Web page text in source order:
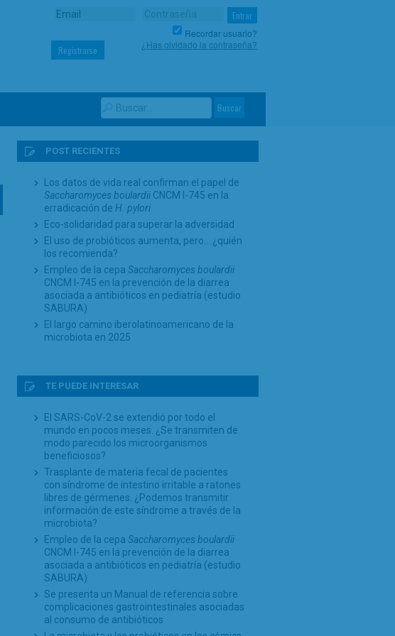
Recordar usuario?
Registrarse
¿Has olvidado la contraseña?
POST RECIENTES
Los datos de vida real confirman el papel de
Saccharomyces boulardii CNCM I-745 en la
erradicación de H. pylori
Eco-solidaridad para superar la adversidad
El uso de probióticos aumenta, pero… ¿quién
los recomienda?
Empleo de la cepa Saccharomyces boulardii
CNCM I-745 en la prevención de la diarrea
asociada a antibióticos en pediatría (estudio
SABURA)
El largo camino iberolatinoamericano de la
microbiota en 2025
TE PUEDE INTERESAR
El SARS-CoV-2 se extendió por todo el
mundo en pocos meses. ¿Se transmiten de
modo parecido los microorganismos
beneficiosos?
Trasplante de materia fecal de pacientes
con síndrome de intestino irritable a ratones
libres de gérmenes. ¿Podemos transmitir
información de este síndrome a través de la
microbiota?
Empleo de la cepa Saccharomyces boulardii
CNCM I-745 en la prevención de la diarrea
asociada a antibióticos en pediatría (estudio
SABURA)
Se presenta un Manual de referencia sobre
complicaciones gastrointestinales asociadas
al consumo de antibióticos